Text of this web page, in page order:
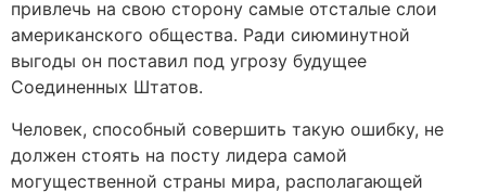
привлечь на свою сторону самые отсталые слои
американского общества. Ради сиюминутной
выгоды он поставил под угрозу будущее
Соединенных Штатов.
Человек, способный совершить такую ошибку, не
должен стоять на посту лидера самой
могущественной страны мира, располагающей